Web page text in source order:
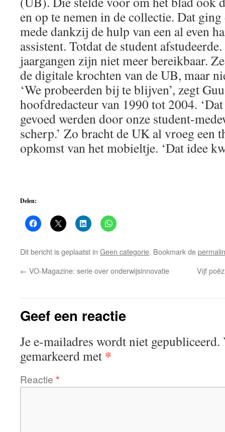
en op te nemen in de collectie. Dat
mede dankzij de hulp van een al even
assistent. Totdat de student
jaargangen zijn niet meer bereikbaar.
de digitale krochten van de UB, maar
‘We probeerden bij te blijven’, zegt
hoofdredacteur van 1990 tot 2004.
gevoed werden door onze student-
scherp.’ Zo bracht de UK al vroeg een
opkomst van het mobieltje. ‘Dat idee
Delen:
Dit bericht is geplaatst in Geen categorie. Bookmark de
← VO-Magazine: serie over onderwijsinnovatie Vijf
Geef een reactie
Je e-mailadres wordt niet gepubliceerd.
gemarkeerd met *
Reactie *